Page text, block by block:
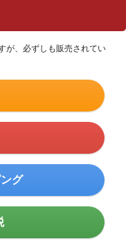
が、必ずしも販売されてい
グ